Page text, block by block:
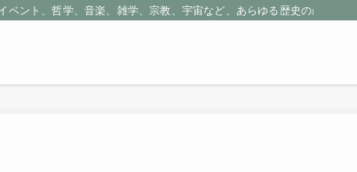
ント、哲学、音楽、雑学、宗教、宇宙など、あらゆる歴史の産物に